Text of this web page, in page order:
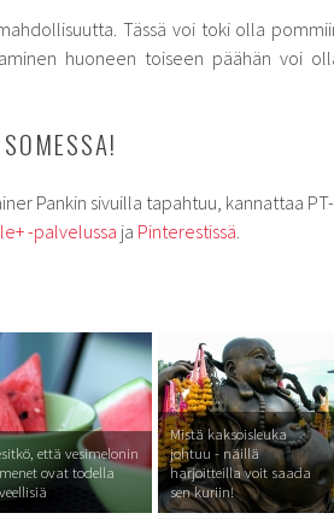
Tässä voi toki olla
huoneen toiseen päähän voi
Pankin sivuilla tapahtuu, kannattaa PT-
-palvelussa ja Pinterestissä
että vesimelonin
ovat todella
Mistä kaksoisleuka
johtuu - näillä
harjoitteilla voit saada
sen kuriin!